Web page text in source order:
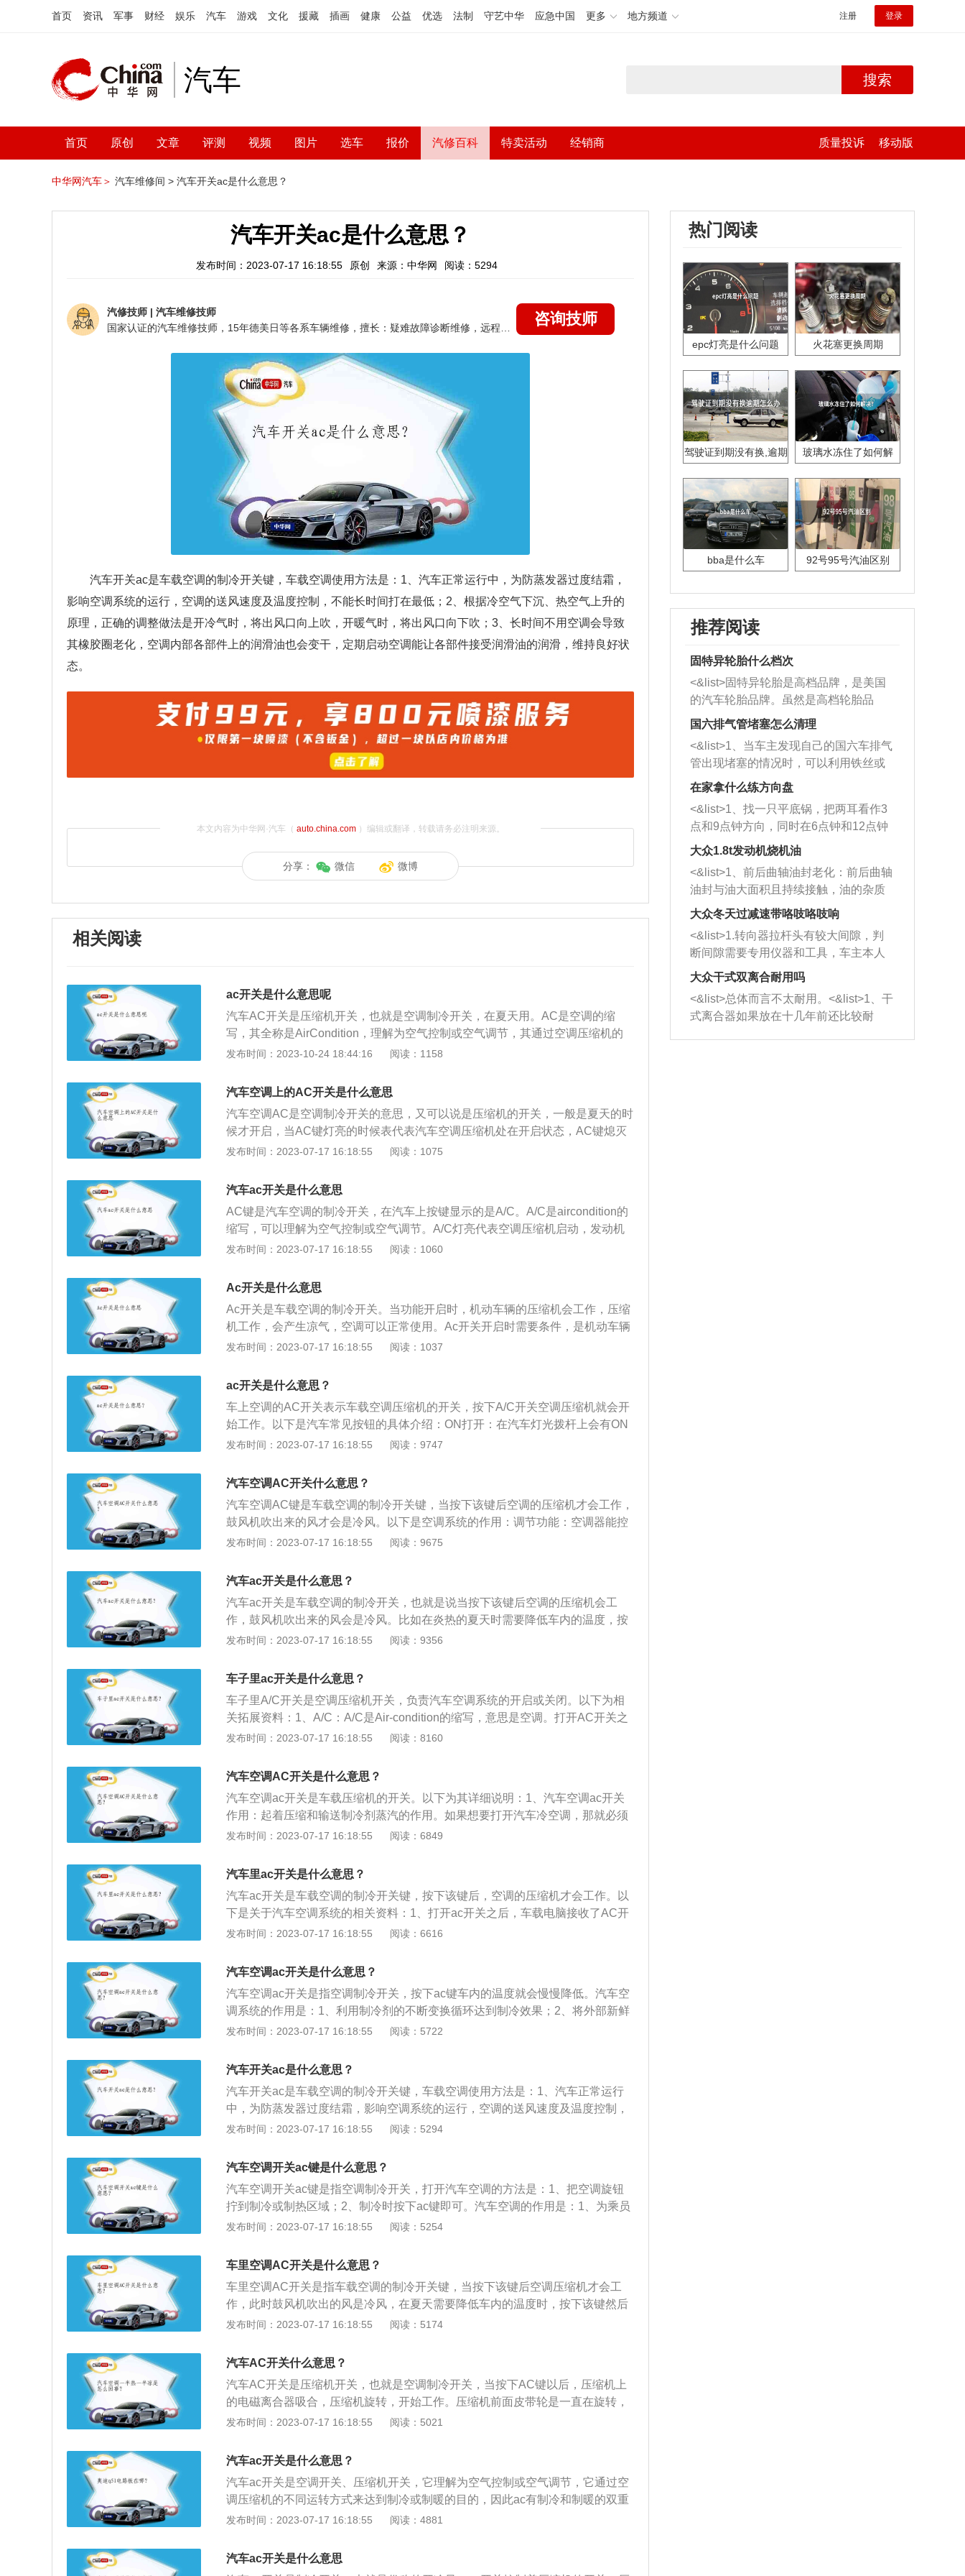
首页 资讯 军事 财经 娱乐 汽车 游戏 文化 援藏 插画 健康 公益 优选 法制 守艺中华 应急中国 更多 地方频道 注册 登录
汽车 搜索
首页 原创 文章 评测 视频 图片 选车 报价 汽修百科 特卖活动 经销商 质量投诉 移动版
中华网汽车＞ 汽车维修间 > 汽车开关ac是什么意思？
汽车开关ac是什么意思？
发布时间：2023-07-17 16:18:55 原创 来源：中华网 阅读：5294
汽修技师 | 汽车维修技师
咨询技师
汽车开关ac是车载空调的制冷开关键，车载空调使用方法是：1、汽车正常运行中，为防蒸发器过度结霜，
影响空调系统的运行，空调的送风速度及温度控制，不能长时间打在最低；2、根据冷空气下沉、热空气上升的
原理，正确的调整做法是开冷气时，将出风口向上吹，开暖气时，将出风口向下吹；3、长时间不用空调会导致
其橡胶圈老化，空调内部各部件上的润滑油也会变干，定期启动空调能让各部件接受润滑油的润滑，维持良好状
态。
本文内容为中华网·汽车（ auto.china.com）编辑或翻译，转载请务必注明来源。
分享： 微信 微博
相关阅读
ac开关是什么意思呢
汽车AC开关是压缩机开关，也就是空调制冷开关，在夏天用。AC是空调的缩
写，其全称是AirCondition，理解为空气控制或空气调节，其通过空调压缩机的
不同运转方式来达到制冷或制暖的目的，因此有制冷和制暖的双重涵义。当按下
带轮是一直在旋转，当电磁线圈得电以后产生磁力，把压盘牢牢地吸附在槽轮
上，压盘和压缩机输入轴相连，所以压盘吸合以后压缩机便会运转、制冷。汽车
空调的作用：1、调节车内空气温度、湿度、流速、洁净度；2、过滤车内空气，
具有杀菌作用；3、清除车窗雾气。汽车空调制冷的原理是制冷系统内的低压、
低温制冷剂蒸气被压缩机吸入并压缩为高压、高温的过热蒸气后排至冷凝器，同
温的制冷剂蒸气结为高压液体，高压液体经过节流降压降温流入蒸发器，并在相
应的压力下蒸发，吸取周围热量，同时车内侧风扇使车内空气不断进入蒸发器的
翅片间进行热交换，并将放热后变冷的气体送向车内。
发布时间：2023-10-24 18:44:16 阅读：1158
汽车空调上的AC开关是什么意思
汽车空调AC是空调制冷开关的意思，又可以说是压缩机的开关，一般是夏天的时
候才开启，当AC键灯亮的时候表代表汽车空调压缩机处在开启状态，AC键熄灭
代表汽车空调压缩机处在关闭状态。AC的英文是Aircondition，可以理解为空气
的，因此有制冷和制暖双重意思，但汽车上的车载空调制热主要是靠发动机的热
量实现的，所以AC只有制冷一种意思。汽车空调AC还有一个作用，那就是提高
除雾的速度，当冬天开启除雾的时候，AC也会自动开启，原理其实就是当AC启
动后，压缩机开始工作，这个时候蒸发器芯体就会和空调内部的空气进行热交
换，让蒸发器表面形成冷凝水，降低空气湿度，从而实现快速除雾。
发布时间：2023-07-17 16:18:55 阅读：1075
汽车ac开关是什么意思
AC键是汽车空调的制冷开关，在汽车上按键显示的是A/C。A/C是aircondition的
缩写，可以理解为空气控制或空气调节。A/C灯亮代表空调压缩机启动，发动机
负荷增加，油耗增加。A/C灯不亮则表示压缩机没有工作。现在的汽车空调分为
要设置好需要的温度，它就能根据光线传感器和多个车内温度传感器自动选择和
打开或关闭各不同位置出风口、自动调节风量、自动打开、关闭A/C开关，保证
车内恒温，非常舒适。而手动空调，出风口的风量，温度都需要自己调节，一般
车内是不会达到恒温的。在夏天炎热的天气下，需要打开A/C键，这时车内的压
缩机就会启动工作，吹出冷风。冬季使用空调暖风时，A/C灯亮对制热没有任何
风时完全可以将其A/C关闭，不会对空调暖风产生任何影响。
发布时间：2023-07-17 16:18:55 阅读：1060
Ac开关是什么意思
Ac开关是车载空调的制冷开关。当功能开启时，机动车辆的压缩机会工作，压缩
机工作，会产生凉气，空调可以正常使用。Ac开关开启时需要条件，是机动车辆
需要启动，如机动车辆不启动，空调压缩机将无法工作。汽车空调的作用有3
用；3、去除窗户上的雾气。汽车空调制冷的原理是制冷系统中的低压低温制冷
剂蒸气被压缩机吸入，压缩成高压高温的过热蒸气，然后排入冷凝器。同时，车
外风扇吸入的外部空气流经冷凝器，带走制冷剂释放的热量，使高压高温的制冷
剂蒸气变成高压液体。高压液体通过节流、减压、降温流入蒸发器，在相应的压
力下蒸发，吸收周围的热量。同时，车内风扇将空气留在蒸发器中进行热交换，
发布时间：2023-07-17 16:18:55 阅读：1037
ac开关是什么意思？
车上空调的AC开关表示车载空调压缩机的开关，按下A/C开关空调压缩机就会开
始工作。以下是汽车常见按钮的具体介绍：ON打开：在汽车灯光拨杆上会有ON
和OFF，ON是打开，OFF是关闭。SEL键菜单选择确认按钮：一般在多功能方向
K。VOL+/-是节音量加减的按钮：VOL是单词volume的缩写，可以调节汽车音响
的音量。MUTE静音按钮：可以一键静音。
发布时间：2023-07-17 16:18:55 阅读：9747
汽车空调AC开关什么意思？
汽车空调AC键是车载空调的制冷开关键，当按下该键后空调的压缩机才会工作，
鼓风机吹出来的风才会是冷风。以下是空调系统的作用：调节功能：空调器能控
制车厢内的气温，既能加热空气，也能冷却空气，以便把车厢内的温度控制到舒
液，以营造更舒适的环境；通风功能：空调器可吸入新风，具有通风功能；净化
功能：空调器可过滤空气，排除空气中的灰尘和花粉。
发布时间：2023-07-17 16:18:55 阅读：9675
汽车ac开关是什么意思？
汽车ac开关是车载空调的制冷开关，也就是说当按下该键后空调的压缩机会工
作，鼓风机吹出来的风会是冷风。比如在炎热的夏天时需要降低车内的温度，按
下该键，然后将温度选择开关旋至蓝色部分，这时候就有冷风吹出来。如果配置
车内温度来自动调整车内温。车载空调是用于把车厢内的温度、湿度、空气清洁
度及空气流动调整和控制在最佳状态，为乘员提供舒适的乘坐环境，减少旅途疲
劳；为驾驶员创造良好的工作条件，对确保安全行车起到重要作用的通风装置。
一般包括制冷装置、取暖装置和通风换气装置。
发布时间：2023-07-17 16:18:55 阅读：9356
车子里ac开关是什么意思？
车子里A/C开关是空调压缩机开关，负责汽车空调系统的开启或关闭。以下为相
关拓展资料：1、A/C：A/C是Air-condition的缩写，意思是空调。打开AC开关之
后，车载电脑接收了AC开关的信号，接下来车载电脑会发出信号给空调压缩机，
只是利用汽车内部的热循环，根本不需要启动空调压缩机，所以，开暖风只需要
调节空调按钮，不用打开AC开关。2、汽车空调使用技巧：先开窗再开空调、空
调斜向上吹、不要长时间低温、内外循环切换、先关空调再熄火。
发布时间：2023-07-17 16:18:55 阅读：8160
汽车空调AC开关是什么意思？
汽车空调ac开关是车载压缩机的开关。以下为其详细说明：1、汽车空调ac开关
作用：起着压缩和输送制冷剂蒸汽的作用。如果想要打开汽车冷空调，那就必须
按下AC键。如果不按，空调出风口吹出的风就是自然风。2、汽车空调ac开关含
C键则吹出自然风，若是夏季不按AC键则车载空调吹出的自然风为热风。那么常
在夏季使用，冬季不用。
发布时间：2023-07-17 16:18:55 阅读：6849
汽车里ac开关是什么意思？
汽车ac开关是车载空调的制冷开关键，按下该键后，空调的压缩机才会工作。以
下是关于汽车空调系统的相关资料：1、打开ac开关之后，车载电脑接收了AC开
关的信号，接下来车载电脑会发出信号给空调压缩机。2、按下ac键然后将温度
缩机是否工作。在压缩机内充有一个电磁控制的离合器，当它的线圈通电时，电
磁离合器吸合，压缩机工作，否则压缩机的皮带轮只是空转，压缩机并没有工
作。
发布时间：2023-07-17 16:18:55 阅读：6616
汽车空调ac开关是什么意思？
汽车空调ac开关是指空调制冷开关，按下ac键车内的温度就会慢慢降低。汽车空
调系统的作用是：1、利用制冷剂的不断变换循环达到制冷效果；2、将外部新鲜
空气吸进车内可以通风和换气，防止风窗起雾；3、用发动机冷却液、废弃的余
内，使温度上升达到制暖的效果。汽车空调的保养方法：1、及时清理空调出风
口；2、及时保养空调冷凝器；3、及时清洗或更换空调滤芯。
发布时间：2023-07-17 16:18:55 阅读：5722
汽车开关ac是什么意思？
汽车开关ac是车载空调的制冷开关键，车载空调使用方法是：1、汽车正常运行
中，为防蒸发器过度结霜，影响空调系统的运行，空调的送风速度及温度控制，
不能长时间打在最低；2、根据冷空气下沉、热空气上升的原理，正确的调整做
空调会导致其橡胶圈老化，空调内部各部件上的润滑油也会变干，定期启动空调
能让各部件接受润滑油的润滑，维持良好状态。
发布时间：2023-07-17 16:18:55 阅读：5294
汽车空调开关ac键是什么意思？
汽车空调开关ac键是指空调制冷开关，打开汽车空调的方法是：1、把空调旋钮
拧到制冷或制热区域；2、制冷时按下ac键即可。汽车空调的作用是：1、为乘员
提供舒适的乘坐环境，减少旅途疲劳；2、为驾驶员创造良好的驾驶条件，确保
净化装置、控制系统组成，用于把汽车车厢内的温度、湿度、空气清洁度及空气
流动调整和控制在较佳状态。
发布时间：2023-07-17 16:18:55 阅读：5254
车里空调AC开关是什么意思？
车里空调AC开关是指车载空调的制冷开关键，当按下该键后空调压缩机才会工
作，此时鼓风机吹出的风是冷风，在夏天需要降低车内的温度时，按下该键然后
将温度选择开关旋至蓝色部分，就会有冷风吹出，如果配置的是自动空调，只要
湿度、空气清洁度及空气流动调整和控制在较佳状态，为乘员提供舒适的乘坐环
境，减少旅途疲劳，为驾驶员创造良好的工作条件，对确保安全行车起到重要作
用的通风装置。
发布时间：2023-07-17 16:18:55 阅读：5174
汽车AC开关什么意思？
汽车AC开关是压缩机开关，也就是空调制冷开关，当按下AC键以后，压缩机上
的电磁离合器吸合，压缩机旋转，开始工作。压缩机前面皮带轮是一直在旋转，
当电磁线圈得电以后产生磁力，把压盘牢牢的吸附在槽轮上，而压盘和压缩机输
1、每隔一段时间，需要对空调进行清理；2、空调温度不宜太低，当室内温度长
期处在较低温时，身体会因内分泌系统无法快速适应，而引发多种不适症。
发布时间：2023-07-17 16:18:55 阅读：5021
汽车ac开关是什么意思？
汽车ac开关是空调开关、压缩机开关，它理解为空气控制或空气调节，它通过空
调压缩机的不同运转方式来达到制冷或制暖的目的，因此ac有制冷和制暖的双重
功能。在汽车上，由于车载空调的制暖是通过发动机冷却水的热量和玻璃加热丝
机始终处于工作状态，必然会造成油耗和发动机负担的增加。在使用暖风时，需
将ac开关关掉，以免在使用暖风时压缩机运转，造成在使用暖风时额外的费油现
发布时间：2023-07-17 16:18:55 阅读：4881
汽车ac开关是什么意思
热门阅读
epc灯亮是什么问题 火花塞更换周期
驾驶证到期没有换,逾期
玻璃水冻住了如何解
bba是什么车 92号95号汽油区别
推荐阅读
固特异轮胎什么档次
<&list>固特异轮胎是高档品牌，是美国
的汽车轮胎品牌。虽然是高档轮胎品
牌，但是中高低端的轮胎都有生产，这
也是为了更好的开拓市场。
国六排气管堵塞怎么清理
<&list>1、当车主发现自己的国六车排气
管出现堵塞的情况时，可以利用铁丝或
者是细棍，直接将杂物给取出来，如果
堵塞情况比较严重，也可以采取应急措
施。 <&list>2、直接利用木棍将所有的
杂物推到排气管里面的位置处，然后将
三元催化器拆解开，就可以将堵塞的东
西取出来。但如果是因为积碳过多引起
的堵塞，就需要将三元催化器泡在草酸
洗剂对堵塞的情况得到解决，将清洗剂
放在燃油箱中，与燃油混合后，车辆启
动时，就可以和汽油一起进入到燃烧
室，最后形成废气排出，就可以让三元
催化器得到清洗，排气管堵塞的情况就
能够得到解决。
在家拿什么练方向盘
<&list>1、找一只平底锅，把两耳看作3
点和9点钟方向，同时在6点钟和12点钟
方向做一个标记。 <&list>2、双手握住
一圈半的练习，往右同样也要打相同的
圈数。 <&list>3、最后强调要反复练
习，这样就可以形成肌肉记忆，在真实
驾驶车辆时，不需要记忆也能打好方
向。
大众1.8t发动机烧机油
<&list>1、前后曲轴油封老化：前后曲轴
油封与油大面积且持续接触，油的杂质
和发动机内持续温度变化使其密封效果
逐渐减弱，导致渗油或漏油。<&list>2、
活塞间隙过大：积碳会使活塞环与缸体
的间隙扩大，导致机油流入燃烧室中，
造成烧机油。<&list>3、机油粘度。使用
机油粘度过小的话，同样会有烧机油现
象，机油粘度过小具有很好的流动性，
大众冬天过减速带咯吱咯吱响
<&list>1.转向器拉杆头有较大间隙，判
断间隙需要专用仪器和工具，车主本人
无法制作，需要将车辆送到修理厂或4s
店；<&list>2.车辆半轴套管防尘罩破
裂，破裂后会出现漏油现象，使半轴磨
损严重，磨损的半轴容易损坏，产生异
响；<&list>3.稳定器的转向胶套和球头
大众干式双离合耐用吗
<&list>总体而言不太耐用。<&list>1、干
式离合器如果放在十几年前还比较耐